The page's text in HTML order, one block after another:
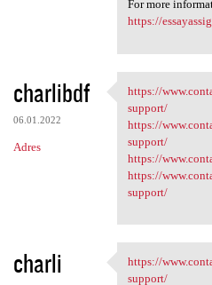
For more
https://
charlibdf
06.01.2022
Adres
https://
https://
support/
https://
support/
https://
https://
support/
charli https://
https://
support/